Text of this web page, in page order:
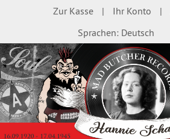
Zur Kasse Ihr Konto
Sprachen: Deutsch